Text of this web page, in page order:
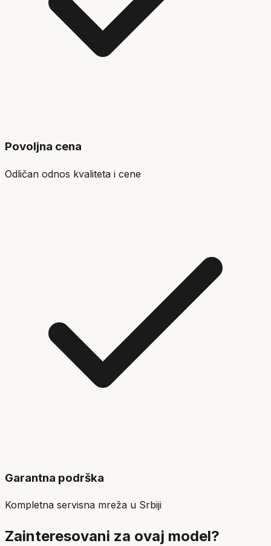
Povoljna cena
Odličan odnos kvaliteta i cene
Garantna podrška
Kompletna servisna mreža u Srbiji
Zainteresovani za ovaj model?